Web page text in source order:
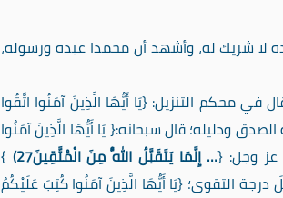
لا شريك له، وأشهد أن محمدا عبده ورسوله،
في محكم التنزيل: {يَا أَيُّهَا الَّذِينَ آمَنُوا اتَّقُوا
يَا أَيُّهَا الَّذِينَ آمَنُوا
… إِنَّمَا يَتَقَبَّلُ اللَّهُ مِنَ الْمُتَّقِينَ(27
}
التقوى؛ {يَا أَيُّهَا الَّذِينَ آمَنُوا كُتِبَ عَلَيْكُمُ